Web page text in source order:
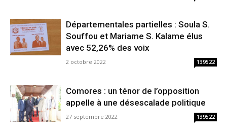
Départementales partielles : Soula S.
Souffou et Mariame S. Kalame élus
avec 52,26% des voix
2 octobre 2022 139522
Comores : un ténor de l’opposition
appelle à une désescalade politique
27 septembre 2022 139522